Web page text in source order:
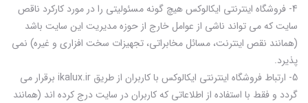
4- فروشگاه اینترنتی ایکالوکس هیچ گونه مسئولیتی را در مورد کارکرد ناقص
سایت که می تواند ناشی از عوامل خارج از حوزه مدیریت این سایت باشد
(همانند نقص اینترنت، مسائل مخابراتی، تجهیزات سخت افزاری و غیره) نمی
پذیرد.
5- ارتباط فروشگاه اینترنتی ایکالوکس با کاربران از طریق ikalux.ir برقرار می
گردد و فقط با استفاده از اطلاعاتی که کاربران در سایت درج کرده اند (همانند